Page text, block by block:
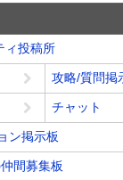
ィ投稿所
攻略/質問掲
チャット
ン掲示板
間募集板